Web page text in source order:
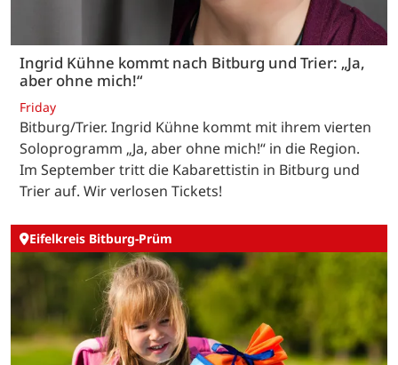
Ingrid Kühne kommt nach Bitburg und Trier: „Ja,
aber ohne mich!“
Friday
Bitburg/Trier. Ingrid Kühne kommt mit ihrem vierten
Soloprogramm „Ja, aber ohne mich!“ in die Region.
Im September tritt die Kabarettistin in Bitburg und
Trier auf. Wir verlosen Tickets!
Eifelkreis Bitburg-Prüm